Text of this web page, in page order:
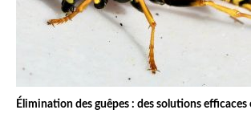
Élimination des guêpes : des solutions efficaces